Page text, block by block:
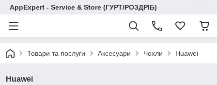
AppExpert - Service & Store (ГУРТ/РОЗДРІБ)
Товари та послуги Аксесуари Чохли Huawei
Huawei